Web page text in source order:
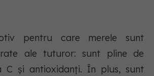
pentru care merele sunt
ale tuturor: sunt pline de
C și antioxidanți. În plus, sunt